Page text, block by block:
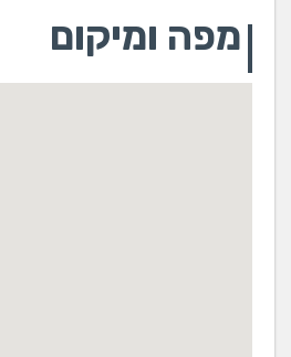
מפה ומיקום